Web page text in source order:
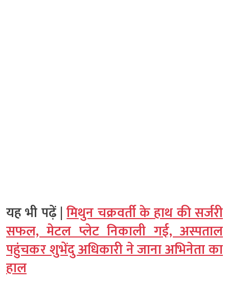
यह भी पढ़ें |मिथुन चक्रवर्ती के हाथ की सर्जरी
सफल, मेटल प्लेट निकाली गई, अस्पताल
पहुंचकर शुभेंदु अधिकारी ने जाना अभिनेता का
हाल